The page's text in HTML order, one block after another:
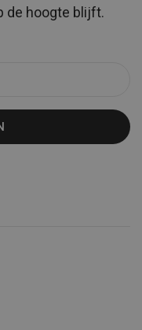
de hoogte blijft.